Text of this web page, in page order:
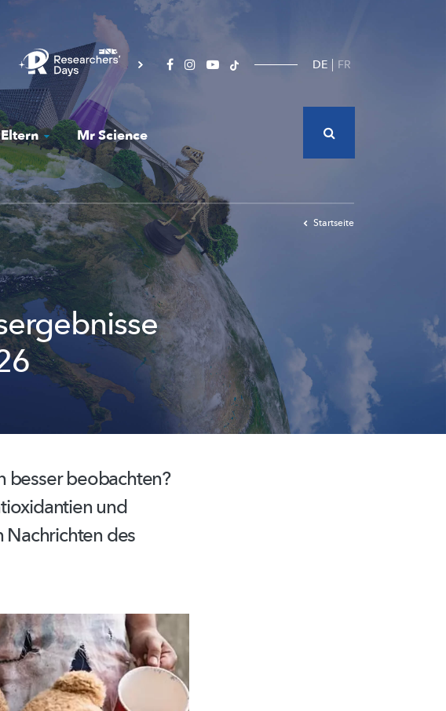
DE FR
Mr Science
Startseite
besser beobachten?
und
Nachrichten des